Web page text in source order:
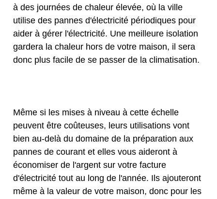
à des journées de chaleur élevée, où la ville
utilise des pannes d'électricité périodiques pour
aider à gérer l'électricité. Une meilleure isolation
gardera la chaleur hors de votre maison, il sera
donc plus facile de se passer de la climatisation.
Même si les mises à niveau à cette échelle
peuvent être coûteuses, leurs utilisations vont
bien au-delà du domaine de la préparation aux
pannes de courant et elles vous aideront à
économiser de l'argent sur votre facture
d'électricité tout au long de l'année. Ils ajouteront
même à la valeur de votre maison, donc pour les